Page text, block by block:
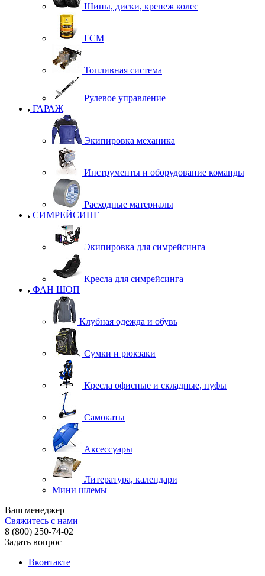
Шины, диски, крепеж колес
ГСМ
Топливная система
Рулевое управление
ГАРАЖ
Экипировка механика
Инструменты и оборудование команды
Расходные материалы
СИМРЕЙСИНГ
Экипировка для симрейсинга
Кресла для симрейсинга
ФАН ШОП
Клубная одежда и обувь
Сумки и рюкзаки
Кресла офисные и складные, пуфы
Самокаты
Аксессуары
Литература, календари
Мини шлемы
Ваш менеджер
Свяжитесь с нами
8 (800) 250-74-02
Задать вопрос
Вконтакте